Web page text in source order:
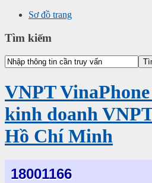
Sơ đồ trang
Tìm kiếm
VNPT
kinh doanh
Hồ Chí Minh
18001166